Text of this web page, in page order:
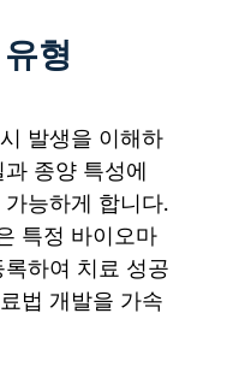
형
발생을 이해하
종양 특성에
능하게 합니다.
특정 바이오마
하여 치료 성공
법 개발을 가속